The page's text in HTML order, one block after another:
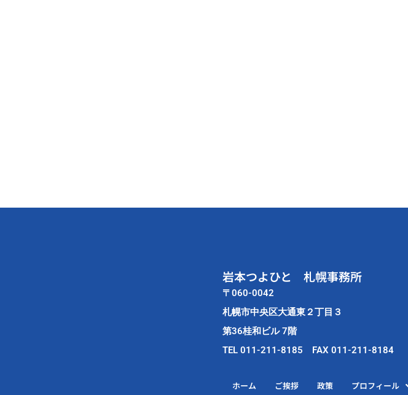
岩本つよひと 札幌事務所
〒060-0042
札幌市中央区大通東２丁目３
第36桂和ビル 7階
TEL 011-211-8185 FAX 011-211-8184
ホーム ご挨拶 政策 プロフィール